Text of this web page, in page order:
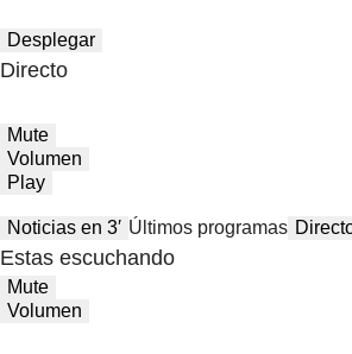
Desplegar
Directo
Mute
Volumen
Play
Noticias en 3′ Últimos programas
Estas escuchando
Mute
Volumen